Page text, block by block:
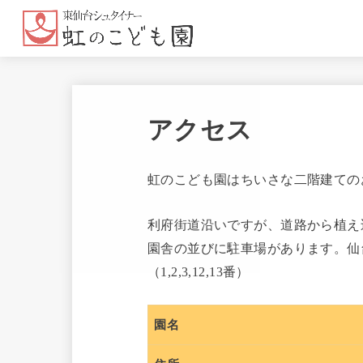
アクセス
虹のこども園はちいさな二階建ての
利府街道沿いですが、道路から植
園舎の並びに駐車場があります。
（1,2,3,12,13番）
園名